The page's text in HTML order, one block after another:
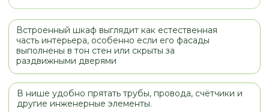
ПРИМЕРЫ
РАБОТ
МЕБЕЛЬ ДЛЯ НИШ И СЛОЖНЫХ
ПОМЕЩЕНИЙ НАШИХ
КЛИЕНТОВ
МАТЕРИАЛЫ